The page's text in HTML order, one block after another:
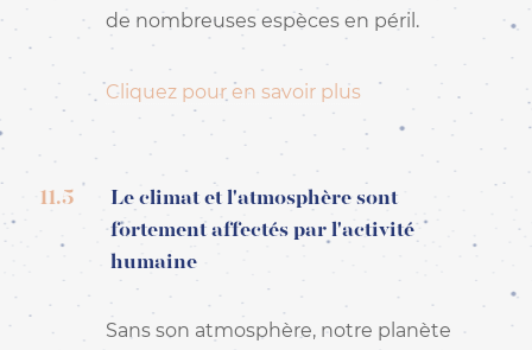
de nombreuses espèces en péril.
Cliquez pour en savoir plus
11.5
Le climat et l'atmosphère sont
fortement affectés par l'activité
humaine
Sans son atmosphère, notre planète